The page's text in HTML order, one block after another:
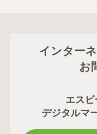
インター
お
エス
デジタルマ